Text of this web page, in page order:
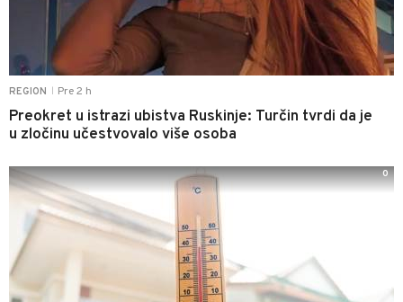
REGION Pre 2 h
Preokret u istrazi ubistva Ruskinje: Turčin tvrdi da je
u zločinu učestvovalo više osoba
0